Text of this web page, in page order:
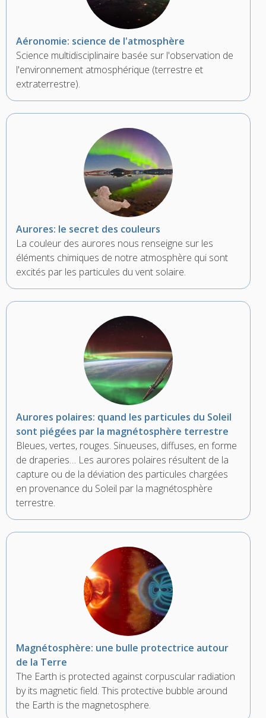
Aéronomie: science de l'atmosphère
Science multidisciplinaire basée sur l'observation de
l'environnement atmosphérique (terrestre et
extraterrestre).
Aurores: le secret des couleurs
La couleur des aurores nous renseigne sur les
éléments chimiques de notre atmosphère qui sont
excités par les particules du vent solaire.
Aurores polaires: quand les particules du Soleil
sont piégées par la magnétosphère terrestre
Bleues, vertes, rouges. Sinueuses, diffuses, en forme
de draperies… Les aurores polaires résultent de la
capture ou de la déviation des particules chargées
en provenance du Soleil par la magnétosphère
terrestre.
Magnétosphère: une bulle protectrice autour
de la Terre
The Earth is protected against corpuscular radiation
by its magnetic field. This protective bubble around
the Earth is the magnetosphere.